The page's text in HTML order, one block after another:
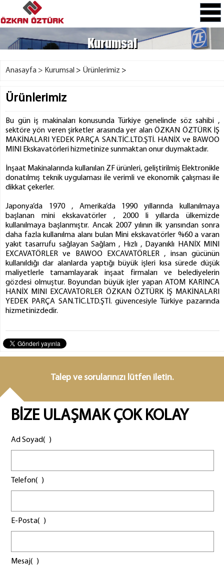
Kurumsal
Anasayfa > Kurumsal > Ürünlerimiz >
Ürünlerimiz
Bu gün iş makinaları konusunda Türkiye genelinde söz sahibi ,
sektöre yön veren şirketler arasında yer alan ÖZKAN ÖZTÜRK İŞ
MAKİNALARI YEDEK PARÇA SAN.TİC.LTD.ŞTİ. HANİX ve BAWOO
MINI Ekskavatörleri hizmetinize sunmaktan onur duymaktadır.
İnşaat Makinalarında kullanılan ZF ürünleri, geliştirilmiş Elektronikle
donatılmış teknik uygulaması ile verimli ve ekonomik çalışması ile
dikkat çekerler.
Japonya’da 1970 , Amerika’da 1990 yıllarında kullanılmaya
başlanan mini ekskavatörler , 2000 li yıllarda ülkemizde
kullanılmaya başlanmıştır. Ancak 2007 yılının ilk yarısından sonra
daha fazla kullanılma alanı bulan Mini ekskavatörler %60 a varan
yakıt tasarrufu sağlayan Sağlam , Hızlı , Dayanıklı HANİX MINI
EXCAVATÖRLER ve BAWOO EXCAVATÖRLER , insan gücünün
kullanıldığı dar alanlarda yaptığı büyük işleri kısa sürede düşük
maliyetlerle tamamlayarak inşaat firmaları ve belediyelerin
gözdesi olmuştur. Boyundan büyük işler yapan ATOM KARINCA
HANİX MINI EXCAVATORLER ÖZKAN ÖZTÜRK İŞ MAKİNALARI
YEDEK PARÇA SAN.TİC.LTD.ŞTİ. güvencesiyle Türkiye pazarında
hizmetinizdedir.
Talep ve sorularınızı lütfen iletin.
BİZE ULAŞMAK ÇOK KOLAY
Ad Soyad( )
Telefon( )
E-Posta( )
Mesaj( )